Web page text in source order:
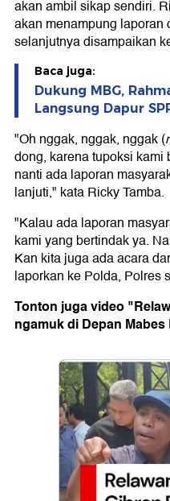
akan ambil sikap sendiri.
akan menampung laporan
selanjutnya disampaikan
Baca juga:
Dukung MBG,
Langsung Dapur
"Oh nggak, nggak, nggak (
dong, karena tupoksi kami
nanti ada laporan
lanjuti," kata Ricky Tamba.
"Kalau ada laporan
kami yang bertindak ya.
Kan kita juga ada acara
laporkan ke Polda, Polres
Tonton juga video
ngamuk di Depan